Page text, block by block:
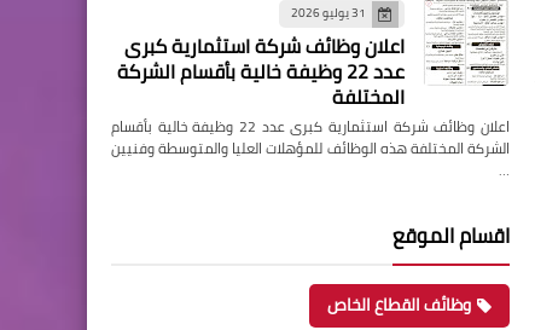
31 يوليو 2026
اعلان وظائف شركة استثمارية كبرى
عدد 22 وظيفة خالية بأقسام الشركة
المختلفة
اعلان وظائف شركة استثمارية كبرى عدد 22 وظيفة خالية بأقسام
الشركة المختلفة هذه الوظائف للمؤهلات العليا والمتوسطة وفنيين
…
اقسام الموقع
وظائف القطاع الخاص